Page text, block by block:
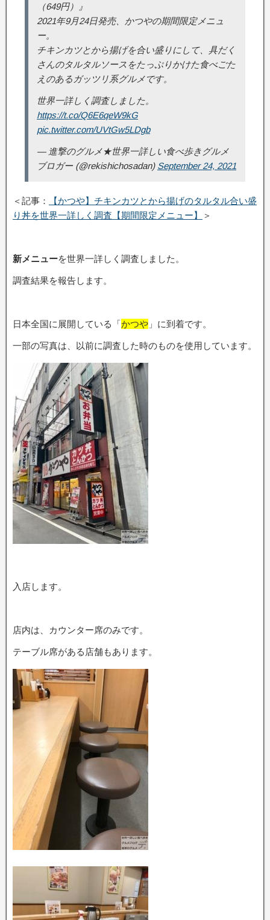
（649円）』
2021年9月24日発売、かつやの期間限定メニュ
ー。
チキンカツとから揚げを合い盛りにして、具だく
さんのタルタルソースをたっぷりかけた食べごた
えのあるガッツリ系グルメです。
世界一詳しく調査しました。
https://t.co/Q6E6qeW9kG
pic.twitter.com/UVtGw5LDgb
— 進撃のグルメ★世界一詳しい食べ歩きグルメ
ブロガー (@rekishichosadan) September 24, 2021
＜記事：
【かつや】チキンカツとから揚げのタルタル合い盛
り丼を世界一詳しく調査【期間限定メニュー】
＞
新メニューを世界一詳しく調査しました。
調査結果を報告します。
日本全国に展開している「かつや 」に到着です。
一部の写真は、以前に調査した時のものを使用しています。
入店します。
店内は、カウンター席のみです。
テーブル席がある店舗もあります。